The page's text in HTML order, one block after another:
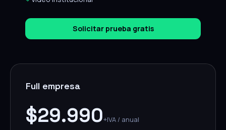
Solicitar prueba gratis
Full empresa
$29.990+IVA / anual